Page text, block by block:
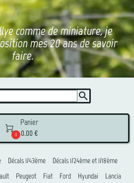
comme de miniature, je
mes 20 ans de savoir
faire.
search

0
Panier
0.00 €
Décals 1/43ème
Décals 1/24ème et 1/18ème
Peugeot Fiat Ford Hyundai
Lancia